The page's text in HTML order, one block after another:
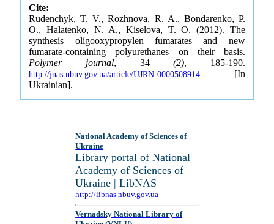
Cite:
Rudenchyk, T. V., Rozhnova, R. A., Bondarenko, P.
O., Halatenko, N. A., Kiselova, T. O. (2012). The
synthesis oligooxypropylen fumarates and new
fumarate-containing polyurethanes on their basis.
Polymer journal, 34(2), 185-190.
http://jnas.nbuv.gov.ua/article/UJRN-0000508914 [In
Ukrainian].
National Academy of Sciences of
Ukraine
Library portal of National
Academy of Sciences of
Ukraine | LibNAS
http://libnas.nbuv.gov.ua
Vernadsky National Library of